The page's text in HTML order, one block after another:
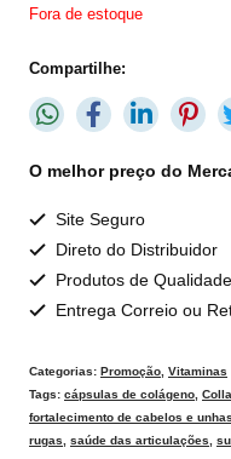
Fora de estoque
Compartilhe:
O melhor preço do
Site Seguro
Direto do Distribuidor
Produtos de Qualidade
Entrega Correio ou
Categorias: Promoção Vitaminas
Tags: cápsulas de colágeno
fortalecimento de cabelos e unhas
rugas
saúde das articulações